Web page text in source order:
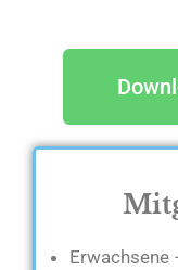
Erwachsene